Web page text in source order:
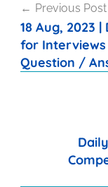
navigation
Previous Post
18 Aug, 2023
for Interviews
Question /